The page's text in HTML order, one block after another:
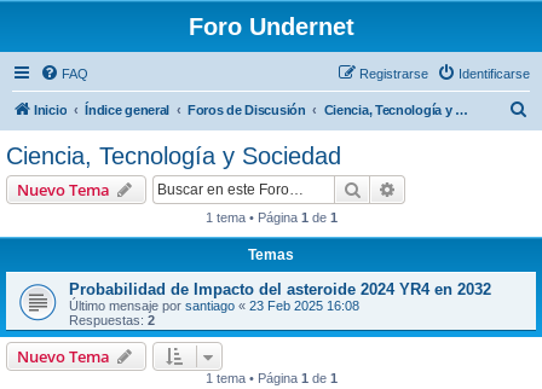
Foro Undernet
FAQ Identificarse
Registrarse
Inicio Índice general Foros de Discusión Ciencia, Tecnología y Sociedad
Ciencia, Tecnología y Sociedad
Nuevo Tema Buscar
1 tema • Página 1 de 1
Temas
Probabilidad de Impacto del asteroide 2024 YR4 en 2032
Último mensaje por santiago « 23 Feb 2025 16:08
Respuestas: 2
Nuevo Tema
1 tema • Página 1 de 1